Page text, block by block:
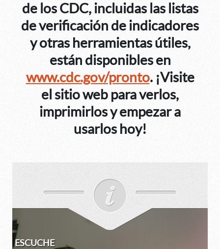
de los CDC, incluidas las listas
de verificación de indicadores
y otras herramientas útiles,
están disponibles en
www.cdc.gov/pronto. ¡Visite
el sitio web para verlos,
imprimirlos y empezar a
usarlos hoy!
ESCUCHE